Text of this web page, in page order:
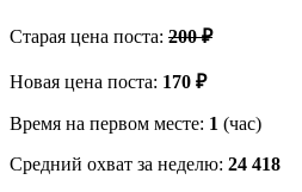
Старая цена поста: 200 ₽
Новая цена поста: 170 ₽
Время на первом месте: 1 (час)
Средний охват за неделю: 24 418